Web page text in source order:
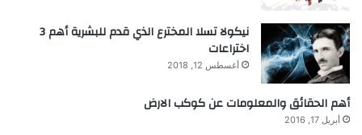
نيكولا تسلا المخترع الذي قدم للبشرية أهم 3
اختراعات
أغسطس 12, 2018
أهم الحقائق والمعلومات عن كوكب الارض
أبريل 17, 2016